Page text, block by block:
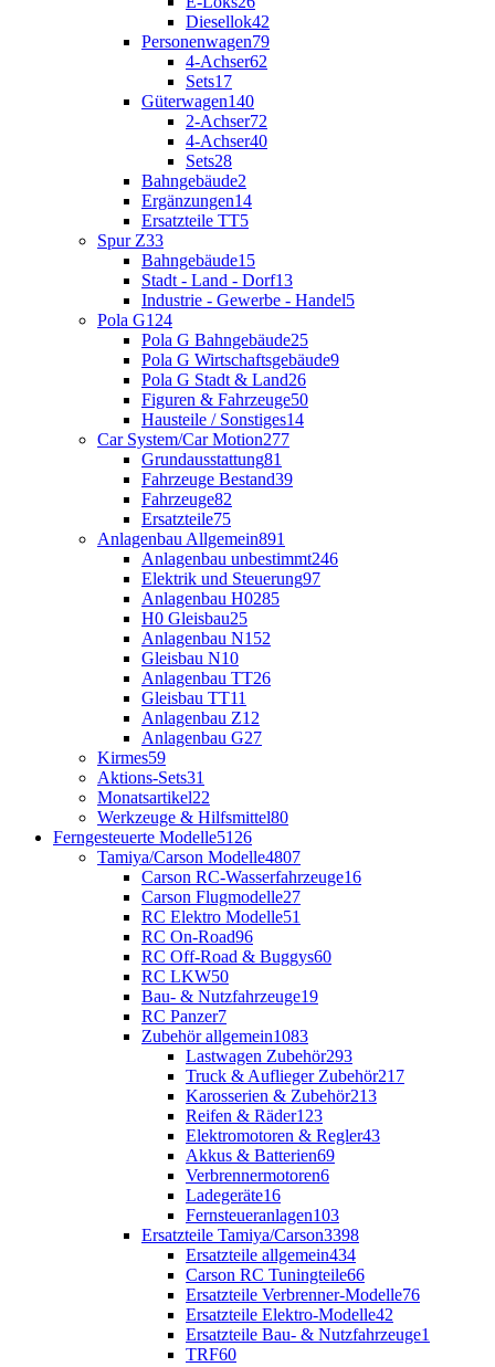
Diesellok42
Personenwagen79
4-Achser62
Sets17
Güterwagen140
2-Achser72
4-Achser40
Sets28
Bahngebäude2
Ergänzungen14
Ersatzteile TT5
Spur Z33
Bahngebäude15
Stadt - Land - Dorf13
Industrie - Gewerbe - Handel5
Pola G124
Pola G Bahngebäude25
Pola G Wirtschaftsgebäude9
Pola G Stadt & Land26
Figuren & Fahrzeuge50
Hausteile / Sonstiges14
Car System/Car Motion277
Grundausstattung81
Fahrzeuge Bestand39
Fahrzeuge82
Ersatzteile75
Anlagenbau Allgemein891
Anlagenbau unbestimmt246
Elektrik und Steuerung97
Anlagenbau H0285
H0 Gleisbau25
Anlagenbau N152
Gleisbau N10
Anlagenbau TT26
Gleisbau TT11
Anlagenbau Z12
Anlagenbau G27
Kirmes59
Aktions-Sets31
Monatsartikel22
Werkzeuge & Hilfsmittel80
Ferngesteuerte Modelle5126
Tamiya/Carson Modelle4807
Carson RC-Wasserfahrzeuge16
Carson Flugmodelle27
RC Elektro Modelle51
RC On-Road96
RC Off-Road & Buggys60
RC LKW50
Bau- & Nutzfahrzeuge19
RC Panzer7
Zubehör allgemein1083
Lastwagen Zubehör293
Truck & Auflieger Zubehör217
Karosserien & Zubehör213
Reifen & Räder123
Elektromotoren & Regler43
Akkus & Batterien69
Verbrennermotoren6
Ladegeräte16
Fernsteueranlagen103
Ersatzteile Tamiya/Carson3398
Ersatzteile allgemein434
Carson RC Tuningteile66
Ersatzteile Verbrenner-Modelle76
Ersatzteile Elektro-Modelle42
Ersatzteile Bau- & Nutzfahrzeuge1
TRF60